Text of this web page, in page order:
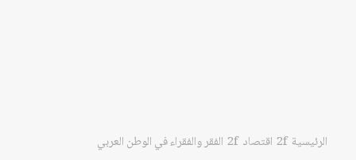
الرئيسية اقتصاد الفقر والفقراء في الوطن العربي